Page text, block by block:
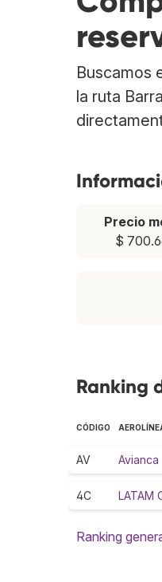
Buscamos
la ruta
Precio
$
Ranking
CÓDIGO
AV Avianca
4C LATAM
Ranking